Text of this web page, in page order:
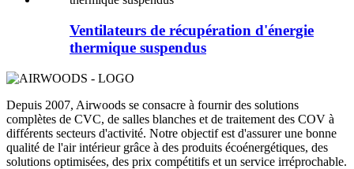
Ventilateurs de récupération d'énergie
thermique suspendus
Depuis 2007, Airwoods se consacre à fournir des solutions
complètes de CVC, de salles blanches et de traitement des COV à
différents secteurs d'activité. Notre objectif est d'assurer une bonne
qualité de l'air intérieur grâce à des produits écoénergétiques, des
solutions optimisées, des prix compétitifs et un service irréprochable.